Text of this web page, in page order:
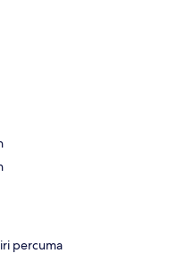
percuma